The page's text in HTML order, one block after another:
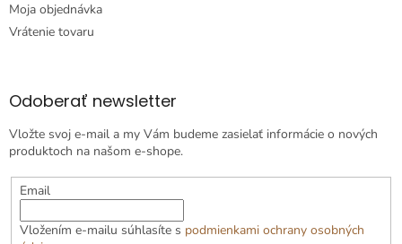
Moja objednávka
Vrátenie tovaru
Odoberať newsletter
Vložte svoj e-mail a my Vám budeme zasielať informácie o nových
produktoch na našom e-shope.
Email
Vložením e-mailu súhlasíte s podmienkami ochrany osobných